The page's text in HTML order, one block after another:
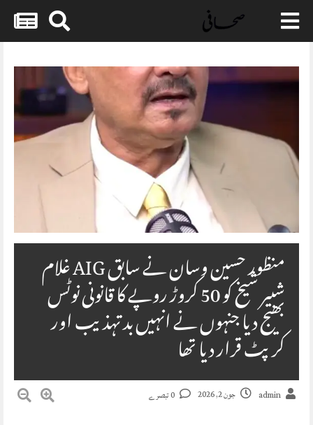
Skip
content
منظور حسین وسان نے سابق AIG غلام
شبیر شیخ کو 50 کروڑ روپے کا قانونی نوٹس
بھیج دیا جنہوں نے انہیں بد تہذیب اور
کرپٹ قرار دیا تھا
admin جون 2, 2026